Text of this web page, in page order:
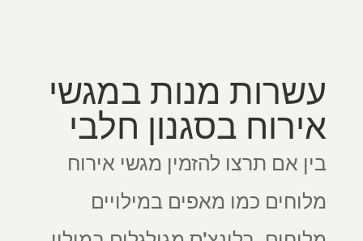
עשרות מנות במגשי
אירוח בסגנון חלבי
בין אם תרצו להזמין מגשי אירוח
מלוחים כמו מאפים במילויים